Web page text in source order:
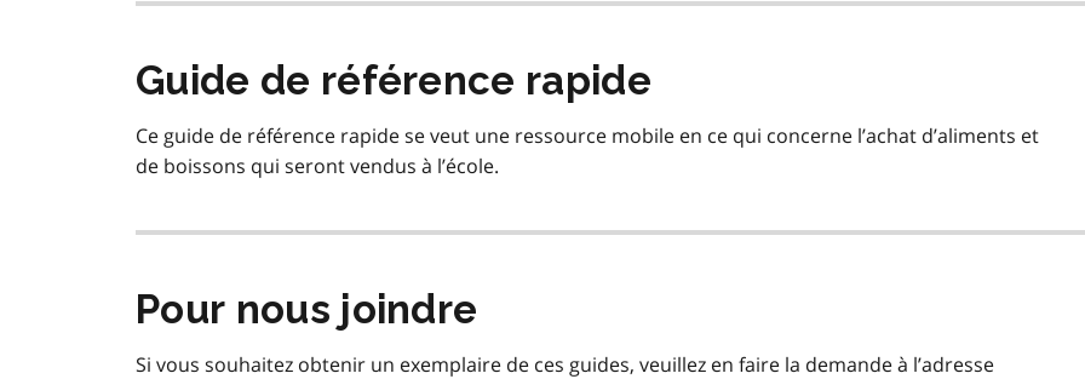
Guide de référence rapide
Ce guide de référence rapide se veut une ressource mobile en ce qui concerne l’achat d’aliments et
de boissons qui seront vendus à l’école.
Pour nous joindre
Si vous souhaitez obtenir un exemplaire de ces guides, veuillez en faire la demande à l’adresse